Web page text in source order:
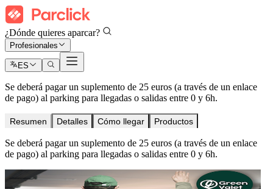
¿Dónde quieres aparcar?
Profesionales
ES
Se deberá pagar un suplemento de 25 euros (a través de un enlace
de pago) al parking para llegadas o salidas entre 0 y 6h.
Resumen Detalles Cómo llegar Productos
Se deberá pagar un suplemento de 25 euros (a través de un enlace
de pago) al parking para llegadas o salidas entre 0 y 6h.